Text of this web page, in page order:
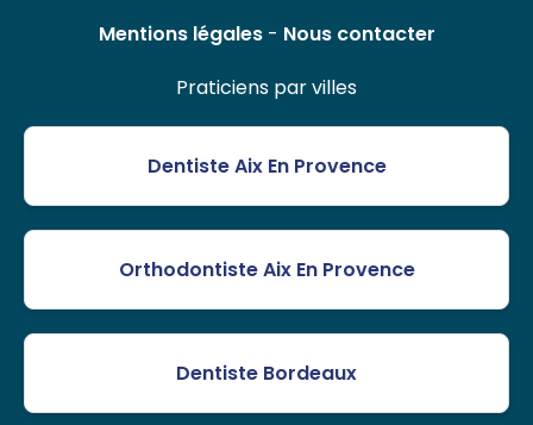
Mentions légales- Nous contacter
Praticiens par villes
Dentiste Aix En Provence
Orthodontiste Aix En Provence
Dentiste Bordeaux